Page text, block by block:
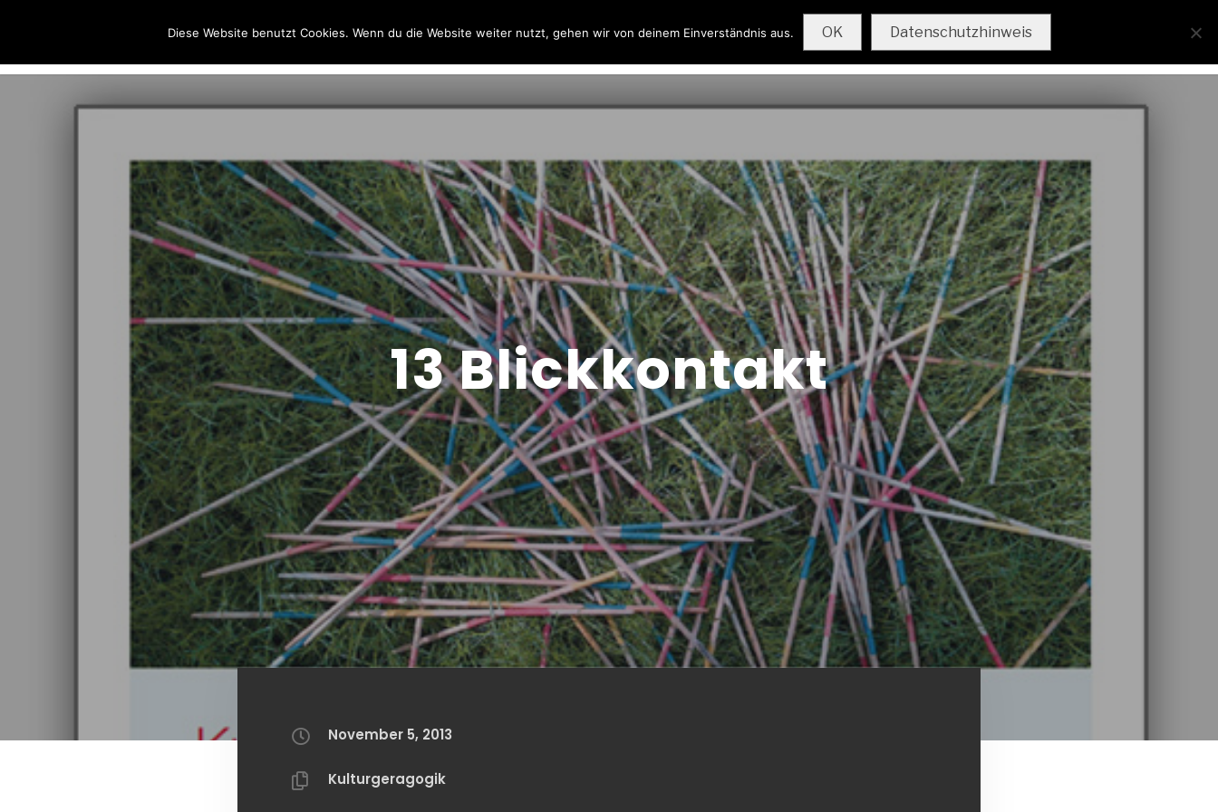
AKTUELL
13 Blickkontakt
November 5, 2013
Kulturgeragogik
Diese Website benutzt Cookies. Wenn du die Website weiter nutzt, gehen wir von deinem Einverständnis aus. OK Datenschutzhinweis